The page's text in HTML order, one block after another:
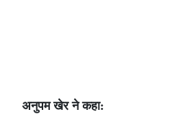
अनुपम खेर ने कहा: